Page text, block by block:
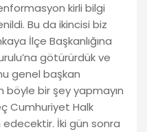
kirli bilgi
Bu da ikincisi biz
İlçe Başkanlığına
götürürdük ve
genel başkan
böyle bir şey yapmayın
Cumhuriyet Halk
İki gün sonra